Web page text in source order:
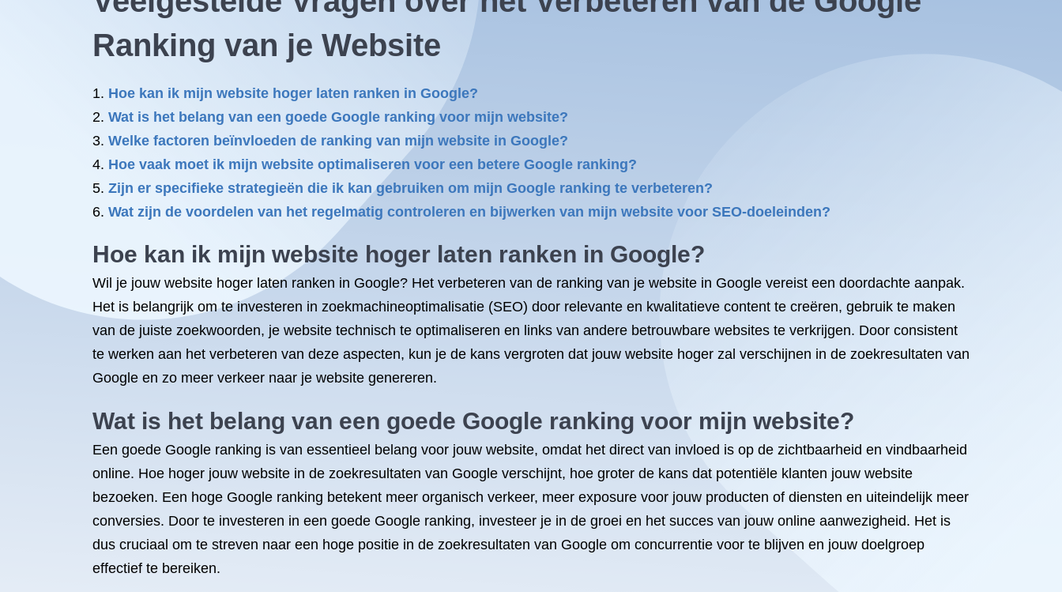
Ranking van je Website
Hoe kan ik mijn website hoger laten ranken in Google?
Wat is het belang van een goede Google ranking voor mijn website?
Welke factoren beïnvloeden de ranking van mijn website in Google?
Hoe vaak moet ik mijn website optimaliseren voor een betere Google ranking?
Zijn er specifieke strategieën die ik kan gebruiken om mijn Google ranking te verbeteren?
Wat zijn de voordelen van het regelmatig controleren en bijwerken van mijn website voor SEO-doeleinden?
Hoe kan ik mijn website hoger laten ranken in Google?
Wil je jouw website hoger laten ranken in Google? Het verbeteren van de ranking van je website in Google vereist een doordachte aanpak.
Het is belangrijk om te investeren in zoekmachineoptimalisatie (SEO) door relevante en kwalitatieve content te creëren, gebruik te maken
van de juiste zoekwoorden, je website technisch te optimaliseren en links van andere betrouwbare websites te verkrijgen. Door consistent
te werken aan het verbeteren van deze aspecten, kun je de kans vergroten dat jouw website hoger zal verschijnen in de zoekresultaten van
Google en zo meer verkeer naar je website genereren.
Wat is het belang van een goede Google ranking voor mijn website?
Een goede Google ranking is van essentieel belang voor jouw website, omdat het direct van invloed is op de zichtbaarheid en vindbaarheid
online. Hoe hoger jouw website in de zoekresultaten van Google verschijnt, hoe groter de kans dat potentiële klanten jouw website
bezoeken. Een hoge Google ranking betekent meer organisch verkeer, meer exposure voor jouw producten of diensten en uiteindelijk meer
conversies. Door te investeren in een goede Google ranking, investeer je in de groei en het succes van jouw online aanwezigheid. Het is
dus cruciaal om te streven naar een hoge positie in de zoekresultaten van Google om concurrentie voor te blijven en jouw doelgroep
effectief te bereiken.